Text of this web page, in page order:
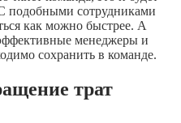
подобными сотрудниками
как можно быстрее. А
менеджеры и
сохранить в команде.
трат